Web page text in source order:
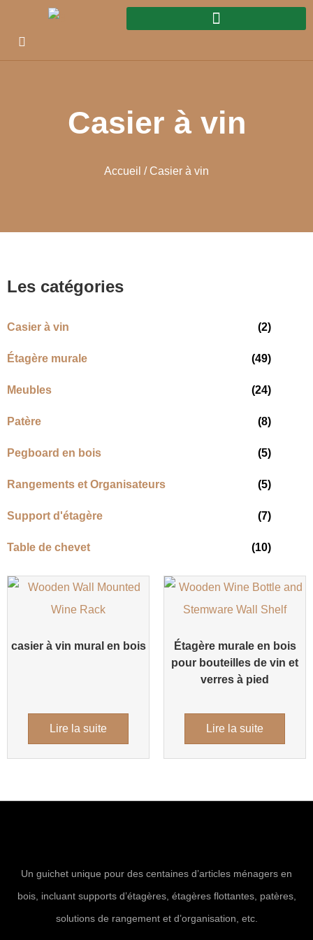
Casier à vin
Accueil / Casier à vin
Les catégories
Casier à vin (2)
Étagère murale (49)
Meubles (24)
Patère (8)
Pegboard en bois (5)
Rangements et Organisateurs (5)
Support d'étagère (7)
Table de chevet (10)
casier à vin mural en bois
Lire la suite
Étagère murale en bois
pour bouteilles de vin et
verres à pied
Lire la suite
Un guichet unique pour des centaines d’articles ménagers en
bois, incluant supports d’étagères, étagères flottantes, patères,
solutions de rangement et d’organisation, etc.